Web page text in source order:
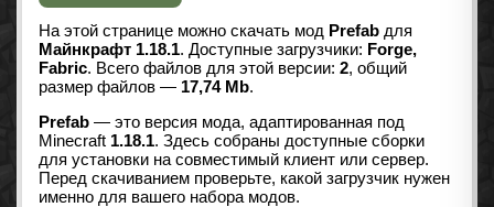
На этой странице можно скачать мод Prefab для
Майнкрафт 1.18.1. Доступные загрузчики: Forge,
Fabric. Всего файлов для этой версии: 2, общий
размер файлов — 17,74 Mb.
Prefab — это версия мода, адаптированная под
Minecraft 1.18.1. Здесь собраны доступные сборки
для установки на совместимый клиент или сервер.
Перед скачиванием проверьте, какой загрузчик нужен
именно для вашего набора модов.